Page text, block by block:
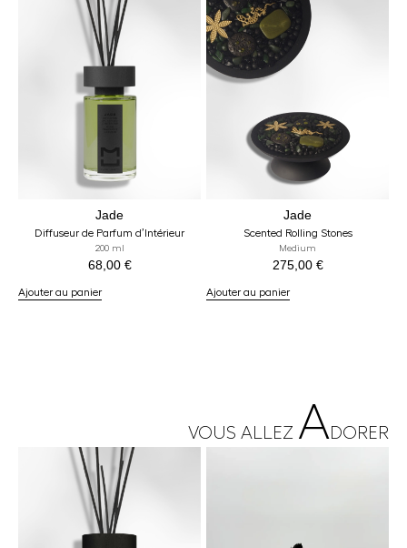
Jade
Diffuseur de Parfum d’Intérieur
200 ml
68,00 €
Ajouter au panier
Jade
Scented Rolling Stones
Medium
275,00 €
Ajouter au panier
VOUS ALLEZ A DORER